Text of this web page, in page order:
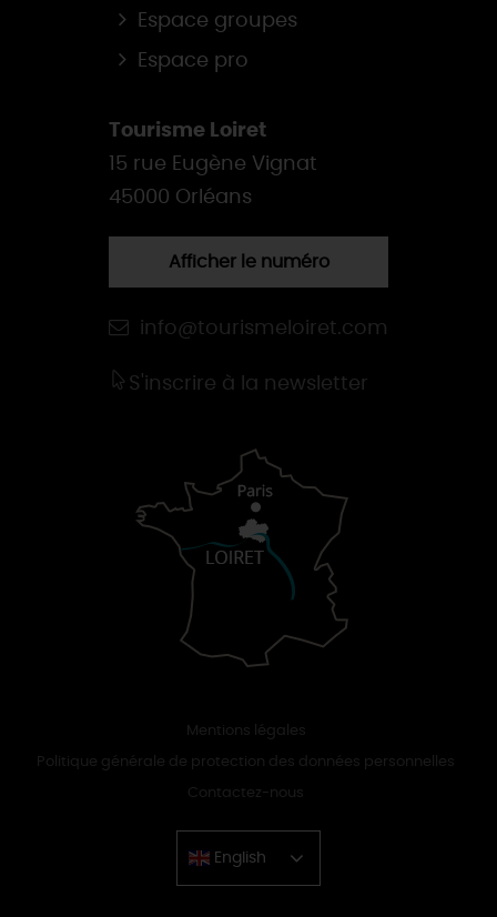
Espace groupes
Espace pro
Tourisme Loiret
15 rue Eugène Vignat
45000 Orléans
Afficher le numéro
info@tourismeloiret.com
S'inscrire à la newsletter
Mentions légales
Politique générale de protection des données personnelles
Contactez-nous
English
Chinese